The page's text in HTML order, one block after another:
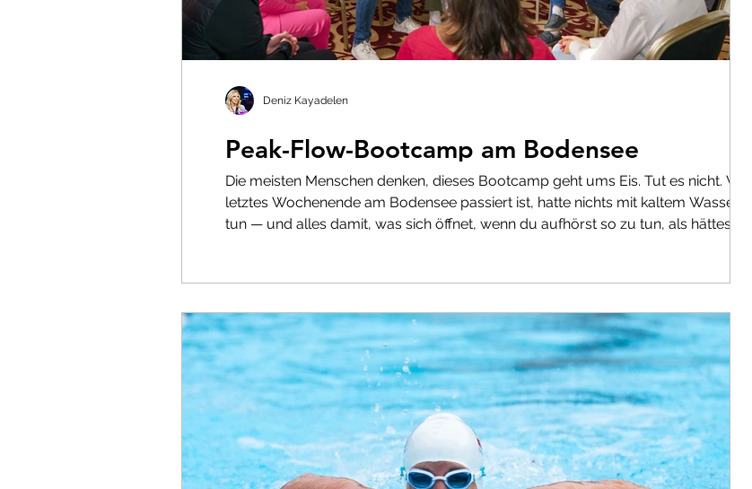
Peak-Flow-Bootcamp am Bodensee
Die meisten Menschen denken, dieses Bootcamp geht ums Eis. Tut es nicht. Was
letztes Wochenende am Bodensee passiert ist, hatte nichts mit kaltem Wasser zu
tun — und alles damit, was sich öffnet, wenn du aufhörst so zu tun, als hättest du
Deniz Kayadelen